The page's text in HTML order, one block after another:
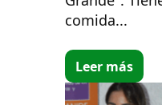
comida...
Leer más